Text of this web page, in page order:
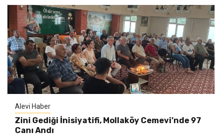
Alevi Haber
Zini Gediği İnisiyatifi, Mollaköy Cemevi’nde 97
Canı Andı